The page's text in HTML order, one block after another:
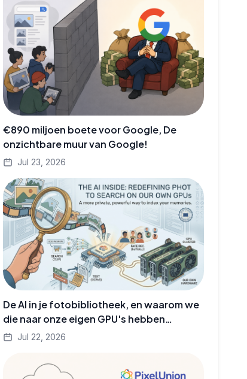
€890 miljoen boete voor Google, De
onzichtbare muur van Google!
Jul 23, 2026
De AI in je fotobibliotheek, en waarom we
die naar onze eigen GPU's hebben
verhuisd
Jul 22, 2026